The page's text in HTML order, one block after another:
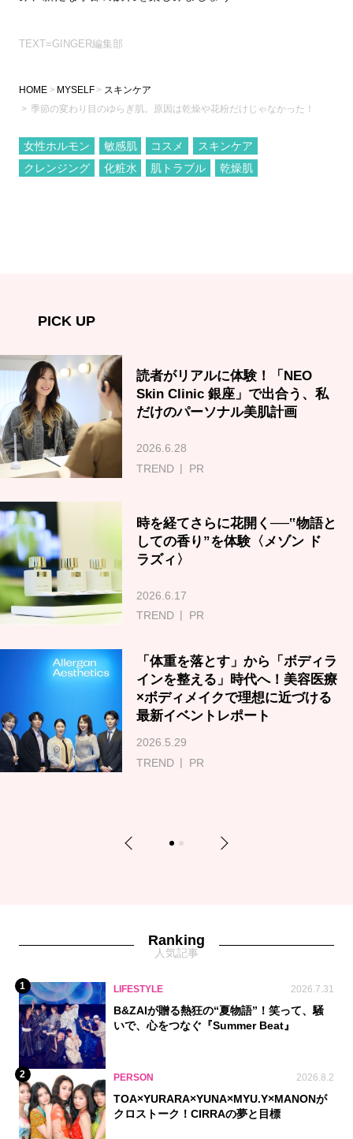
TEXT=GINGER編集部
HOME MYSELF
スキンケア
季節の変わり目のゆらぎ肌。原因は乾燥や花粉だけじゃなかった！
女性ホルモン 敏感肌 コスメ
スキンケア
クレンジング
化粧水 肌トラブル 乾燥肌
PICK UP
読者がリアルに体験！「NEO
Skin Clinic 銀座」で出合う、私
だけのパーソナル美肌計画
2026.6.28
TREND
PR
時を経てさらに花開く──‟物語と
しての香り”を体験〈メゾン ド
ラズィ〉
2026.6.17
TREND
PR
「体重を落とす」から「ボディラ
インを整える」時代へ！美容医療
×ボディメイクで理想に近づける
最新イベントレポート
2026.5.29
TREND
PR
Previous 1 2 Next
Ranking
人気記事
1 LIFESTYLE 2026.7.31
B&ZAIが贈る熱狂の“夏物語”！笑って、騒
いで、心をつなぐ『Summer Beat』
2 PERSON 2026.8.2
TOA×YURARA×YUNA×MYU.Y×MANONが
クロストーク！CIRRAの夢と目標